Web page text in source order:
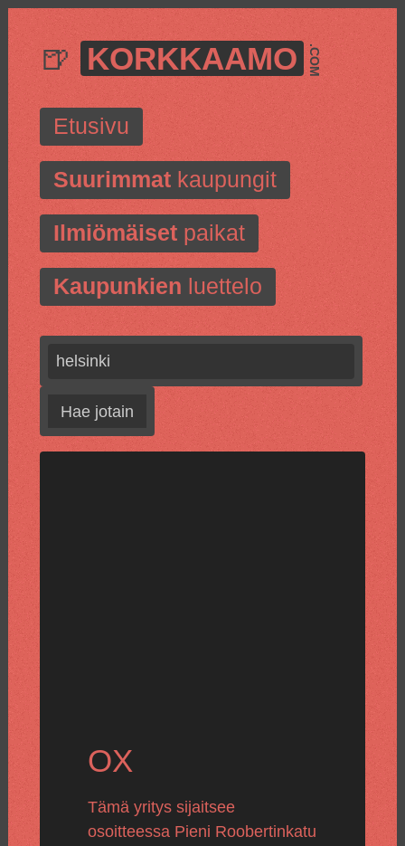
🍺 KORKKAAMO .COM
Etusivu
Suurimmatkaupungit
Ilmiömäisetpaikat
Kaupunkien luettelo
Hae jotain
OX
Tämä yritys sijaitsee
osoitteessa Pieni Roobertinkatu